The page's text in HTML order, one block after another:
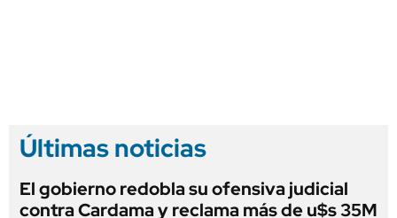
Últimas noticias
El gobierno redobla su ofensiva judicial
contra Cardama y reclama más de u$s 35M